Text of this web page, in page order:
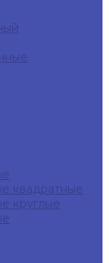
квадратные
круглые